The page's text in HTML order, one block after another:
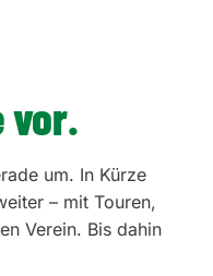
vor.
um. In Kürze
– mit Touren,
Verein. Bis dahin